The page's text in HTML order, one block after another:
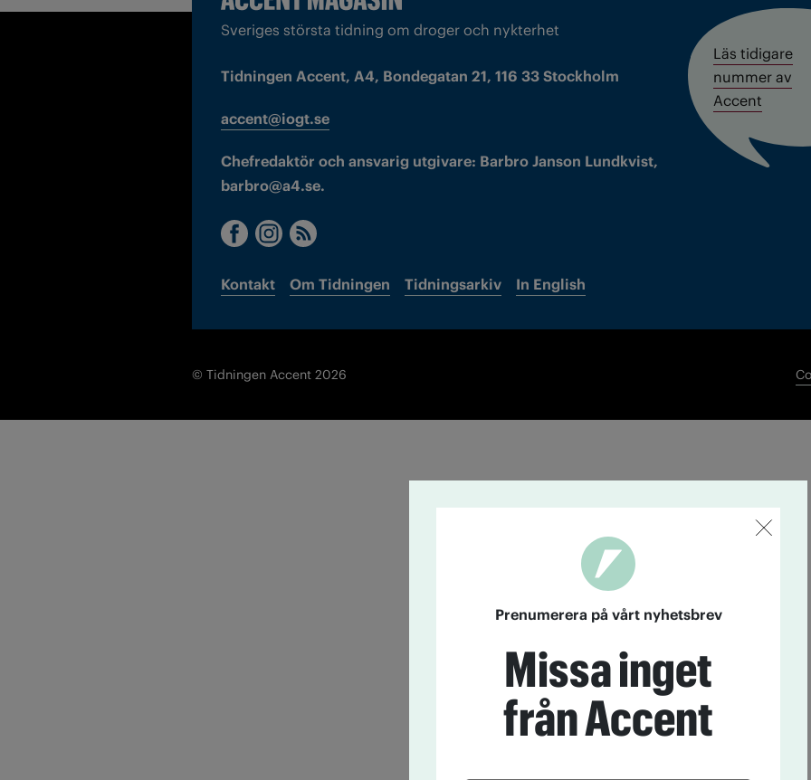
Sveriges största tidning om droger och nykterhet
Tidningen Accent, A4, Bondegatan 21, 116 33 Stockholm
accent@iogt.se
Chefredaktör och ansvarig utgivare: Barbro Janson Lundkvist,
barbro@a4.se.
Kontakt Om Tidningen Tidningsarkiv In English
Läs tidigare
nummer av
Accent
© Tidningen Accent 2026
Prenumerera på vårt nyhetsbrev
Missa inget
från Accent